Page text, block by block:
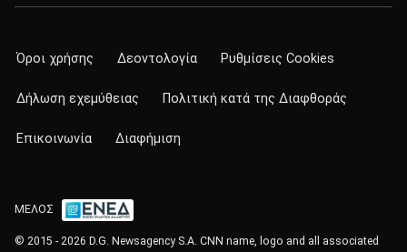
Όροι χρήσης Δεοντολογία Ρυθμίσεις Cookies
Δήλωση εχεμύθειας Πολιτική κατά της Διαφθοράς
Επικοινωνία Διαφήμιση
ΜΕΛΟΣ
© 2015 - 2026 D.G. Newsagency S.A. CNN name, logo and all associated